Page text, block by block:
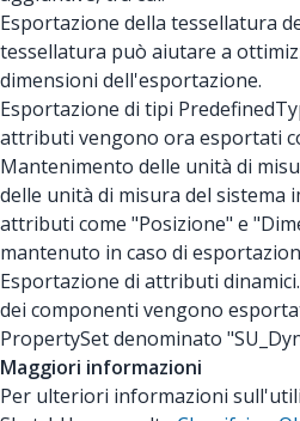
Esportazione della tessellatura
tessellatura può aiutare a
dimensioni dell'esportazione.
Esportazione di tipi
attributi vengono ora esportati
Mantenimento delle unità di
delle unità di misura del sistema
attributi come "Posizione" e
mantenuto in caso di
Esportazione di attributi
dei componenti vengono
PropertySet denominato
Maggiori informazioni
Per ulteriori informazioni